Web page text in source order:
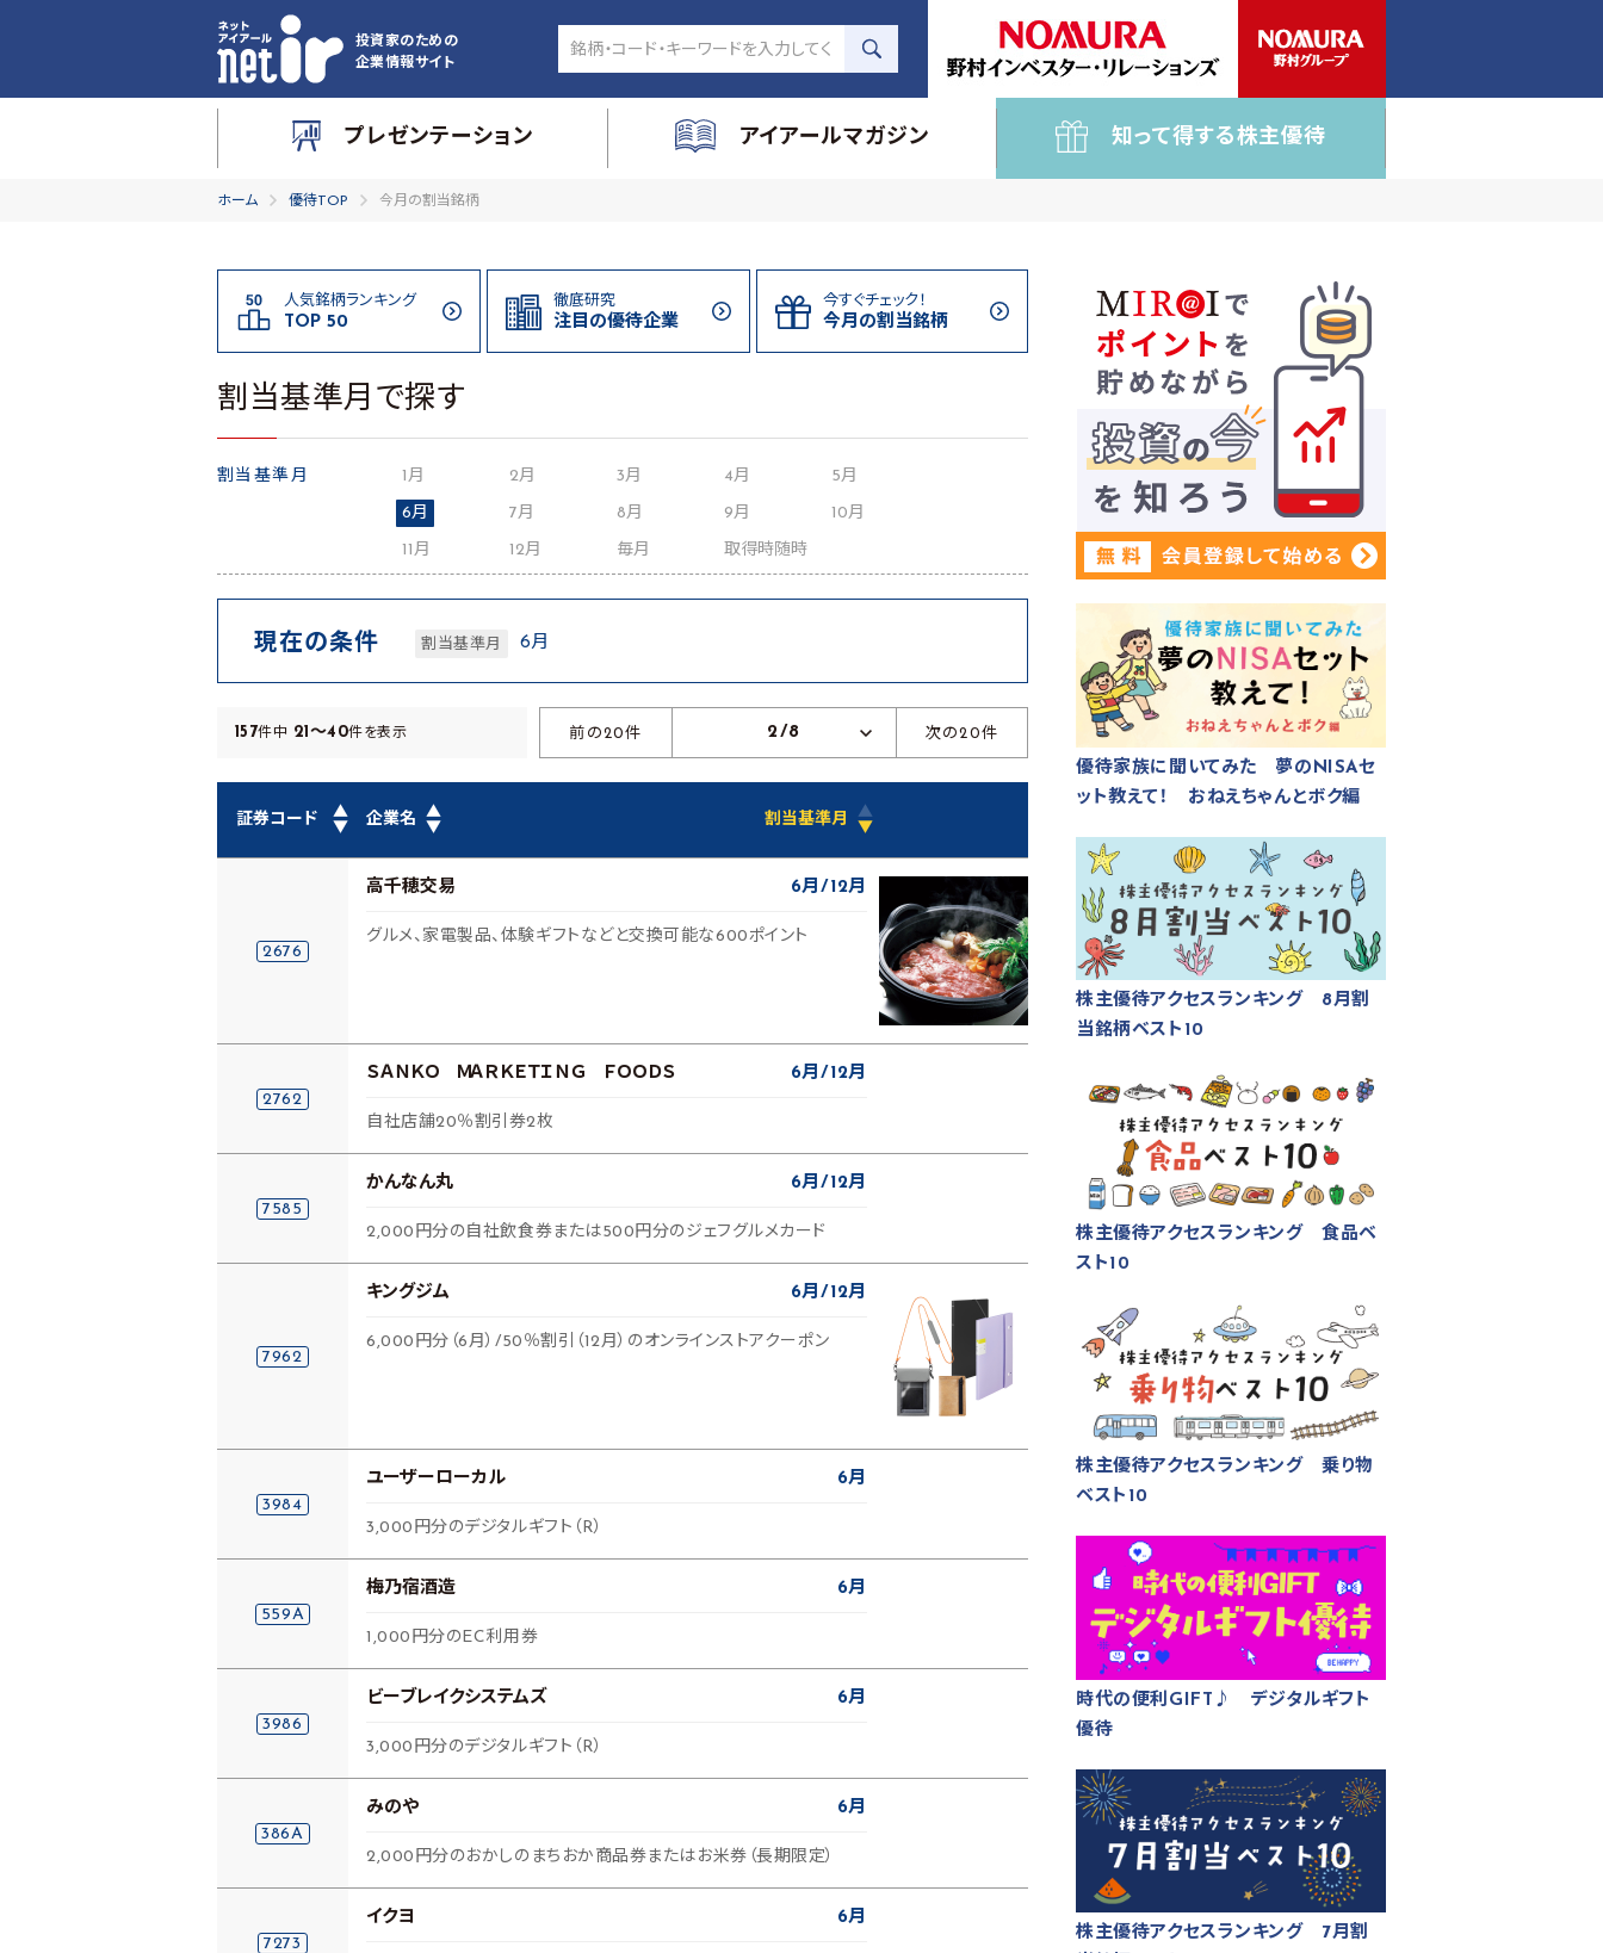
投資家のための
企業情報サイト
プレゼンテーション アイアールマガジン 知って得する株主優待
ホーム 優待TOP 今月の割当銘柄
人気銘柄ランキング
TOP 50
徹底研究
注目の優待企業
今すぐチェック！
今月の割当銘柄
割当基準月で探す
割当基準月 1月 2月 3月 4月 5月
6月 7月 8月 9月 10月
11月 12月 毎月 取得時随時
現在の条件 割当基準月 6月
157件中 21～40件を表示 前の20件 2/8 次の20件
▲
証券コード ▼
▲
企業名 ▼
▲
割当基準月 ▼
2676
高千穂交易 6月 12月
グルメ、家電製品、体験ギフトなどと交換可能な600ポイント
2762
ＳＡＮＫＯ ＭＡＲＫＥＴＩＮＧ ＦＯＯＤＳ 6月 12月
自社店舗20％割引券2枚
7585
かんなん丸 6月 12月
2,000円分の自社飲食券または500円分のジェフグルメカード
7962
キングジム 6月 12月
6,000円分（6月）/50％割引（12月）のオンラインストアクーポン
3984
ユーザーローカル 6月
3,000円分のデジタルギフト（R）
559A
梅乃宿酒造 6月
1,000円分のEC利用券
3986
ビーブレイクシステムズ 6月
3,000円分のデジタルギフト（R）
386A
みのや 6月
2,000円分のおかしのまちおか商品券またはお米券（長期限定）
7273
イクヨ 6月
優待家族に聞いてみた 夢のNISAセ
ット教えて！ おねえちゃんとボク編
株主優待アクセスランキング 8月割
当銘柄ベスト10
株主優待アクセスランキング 食品ベ
スト10
株主優待アクセスランキング 乗り物
ベスト10
時代の便利GIFT♪ デジタルギフト
優待
株主優待アクセスランキング 7月割